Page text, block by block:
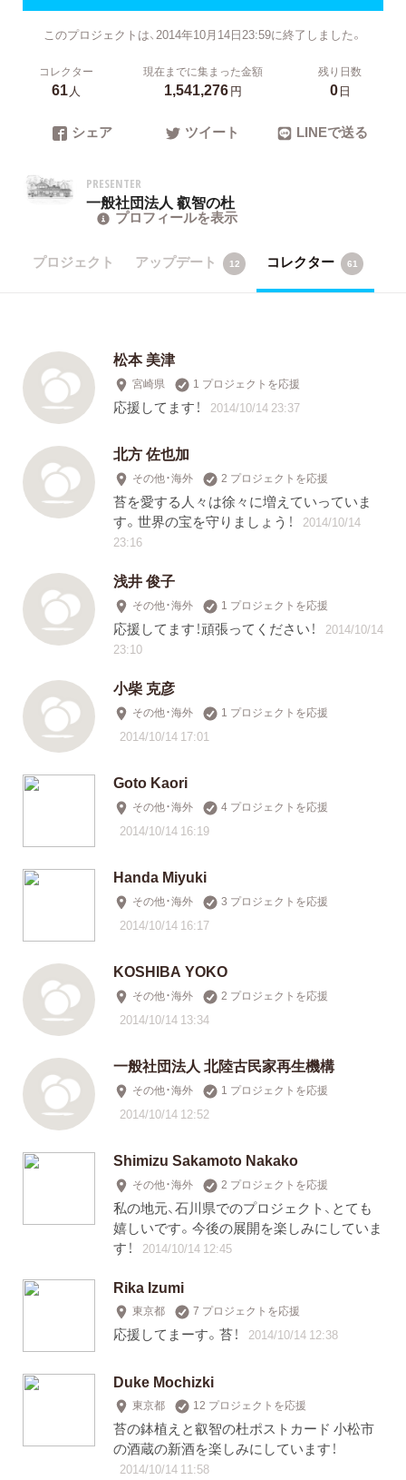
このプロジェクトは、2014年10月14日23:59に終了しました。
コレクター
61人
現在までに集まった金額
1,541,276円
残り日数
0日
シェア ツイート LINEで送る
PRESENTER
一般社団法人 叡智の杜
プロフィールを表示
プロジェクト アップデート 12 コレクター 61
松本 美津
宮崎県 1 プロジェクトを応援
応援してます！ 2014/10/14 23:37
北方 佐也加
その他・海外 2 プロジェクトを応援
苔を愛する人々は徐々に増えていっていま
す。世界の宝を守りましょう！
2014/10/14
23:16
浅井 俊子
その他・海外 1 プロジェクトを応援
応援してます！頑張ってください！
2014/10/14
23:10
小柴 克彦
その他・海外 1 プロジェクトを応援
2014/10/14 17:01
Goto Kaori
その他・海外 4 プロジェクトを応援
2014/10/14 16:19
Handa Miyuki
その他・海外 3 プロジェクトを応援
2014/10/14 16:17
KOSHIBA YOKO
その他・海外 2 プロジェクトを応援
2014/10/14 13:34
一般社団法人 北陸古民家再生機構
その他・海外 1 プロジェクトを応援
2014/10/14 12:52
Shimizu Sakamoto Nakako
その他・海外 2 プロジェクトを応援
私の地元、石川県でのプロジェクト、とても
嬉しいです。今後の展開を楽しみにしていま
す！
2014/10/14 12:45
Rika Izumi
東京都 7 プロジェクトを応援
応援してまーす。苔！ 2014/10/14 12:38
Duke Mochizki
東京都 12 プロジェクトを応援
苔の鉢植えと叡智の杜ポストカード 小松市
の酒蔵の新酒を楽しみにしています！
2014/10/14 11:58